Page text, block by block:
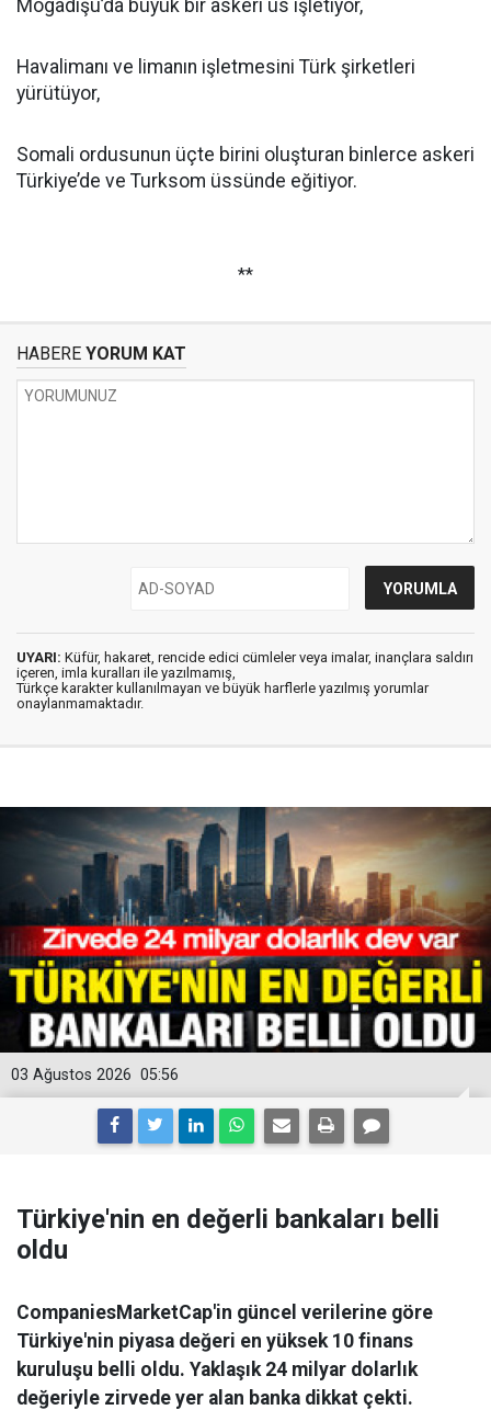
Mogadişu’da büyük bir askerî üs işletiyor,
Havalimanı ve limanın işletmesini Türk şirketleri
yürütüyor,
Somali ordusunun üçte birini oluşturan binlerce askeri
Türkiye’de ve Turksom üssünde eğitiyor.
**
HABERE YORUM KAT
UYARI: Küfür, hakaret, rencide edici cümleler veya imalar, inançlara saldırı
içeren, imla kuralları ile yazılmamış,
Türkçe karakter kullanılmayan ve büyük harflerle yazılmış yorumlar
onaylanmamaktadır.
05:56
03 Ağustos 2026
Türkiye'nin en değerli bankaları belli
oldu
CompaniesMarketCap'in güncel verilerine göre
Türkiye'nin piyasa değeri en yüksek 10 finans
kuruluşu belli oldu. Yaklaşık 24 milyar dolarlık
değeriyle zirvede yer alan banka dikkat çekti.